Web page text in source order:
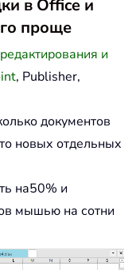
в Office и
проще
и
, Publisher,
документов
новых отдельных
на50% и
мышью на сотни